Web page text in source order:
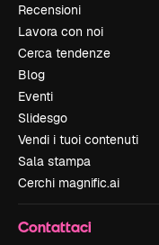
Recensioni
Lavora con noi
Cerca tendenze
Blog
Eventi
Slidesgo
Vendi i tuoi contenuti
Sala stampa
Cerchi magnific.ai
Contattaci